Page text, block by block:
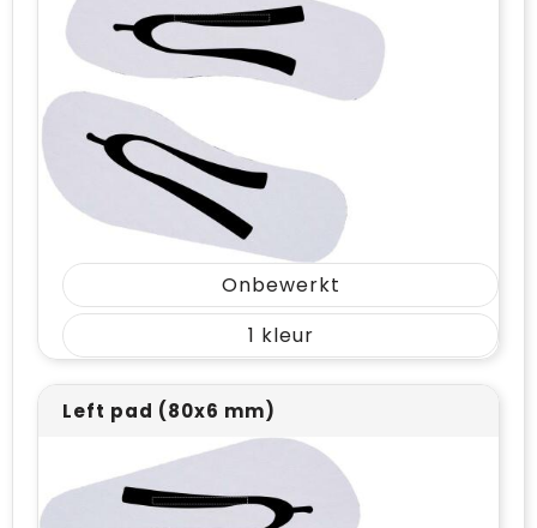
Vrije tijd en Strand
Waterflesjes
Winterse inspiratie
Themapakketten
Draagtassen
Golftassen
Trolleys
Goodiebags
Onbewerkt
1
Left pad (80x6 mm)